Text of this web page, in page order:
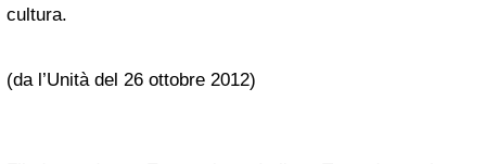
cultura.
(da l’Unità del 26 ottobre 2012)